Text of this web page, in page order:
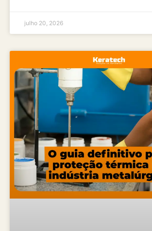
julho 20, 2026